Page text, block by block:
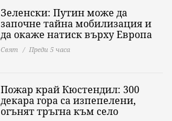
Зеленски: Путин може да
започне тайна мобилизация и
да окаже натиск върху Европа
Свят Преди 5 часа
Пожар край Кюстендил: 300
декара гора са изпепелени,
огънят тръгна към село